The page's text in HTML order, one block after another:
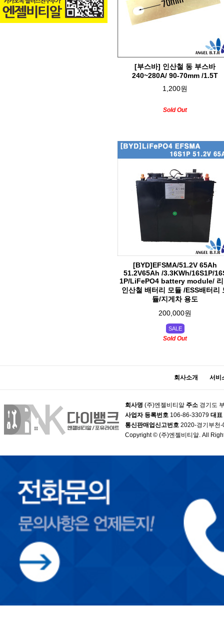
[부스바] 인산철 동 부스바
240~280A/ 90-70mm /1.5T
1,200원
Sold Out
[BYD]EFSMA/51.2V 65Ah
51.2V65Ah /3.3KWh/16S1P/
1P/LiFePO4 battery module/
인산철 배터리 모듈 /ESS배터리
듈/지게차 용도
200,000원
SALE
Sold Out
회사소개 서비
회사명 (주)엔젤비티알 주소 경기도
사업자 등록번호 106-86-33079 대표
통신판매업신고번호 2020-경기부천
Copyright © (주)엔젤비티알. All